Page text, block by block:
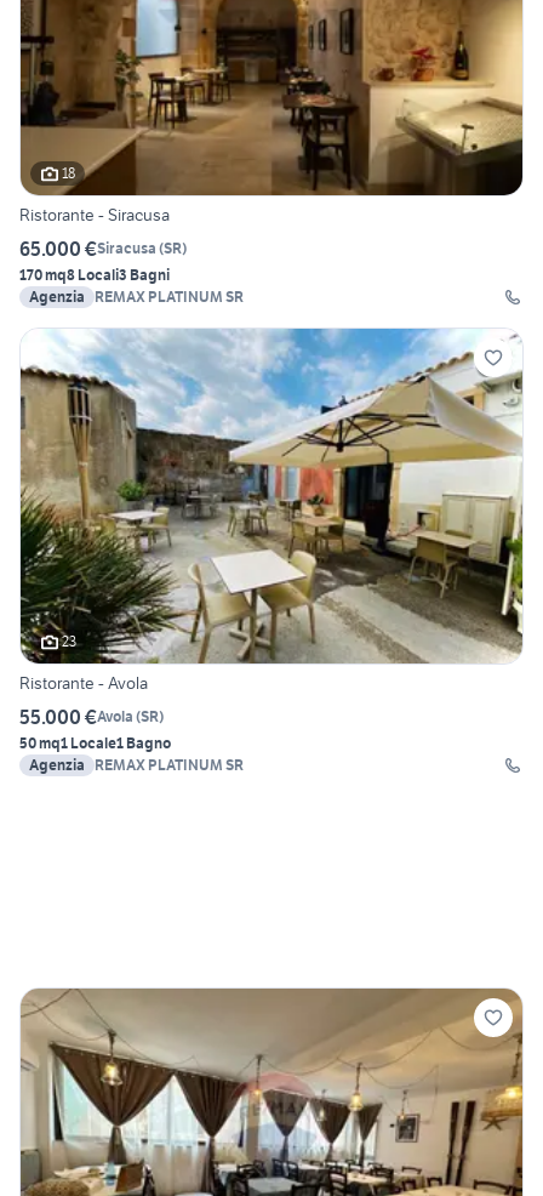
18
Ristorante - Siracusa
65.000 €Siracusa (SR)
170 mq8 Locali3 Bagni
Agenzia
REMAX PLATINUM SR
23
Ristorante - Avola
55.000 €Avola (SR)
50 mq1 Locale1 Bagno
Agenzia
REMAX PLATINUM SR